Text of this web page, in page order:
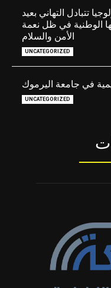
تتبادل التهاني بعيد
الوطنية في ظل نعمة
الأمن والسلام
UNCATEGORIZED
في جامعة اليرموك
UNCATEGORIZED